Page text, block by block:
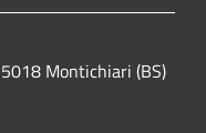
Montichiari (BS)